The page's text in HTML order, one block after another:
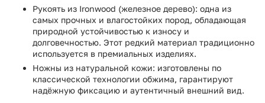
Рукоять из Ironwood (железное дерево): одна из
самых прочных и влагостойких пород, обладающая
природной устойчивостью к износу и
долговечностью. Этот редкий материал традиционно
используется в премиальных изделиях.
Ножны из натуральной кожи: изготовлены по
классической технологии обжима, гарантируют
надёжную фиксацию и аутентичный внешний вид.